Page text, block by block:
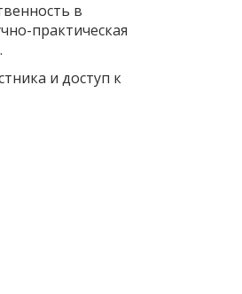
в
практическая
и доступ к